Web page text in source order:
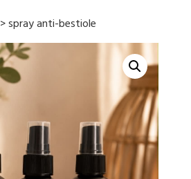
> spray anti-bestiole